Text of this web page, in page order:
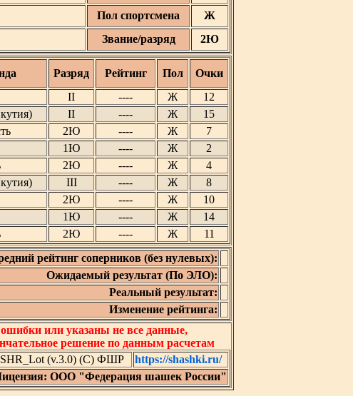
Пол спортсмена
Ж
Звание/разряд 2Ю
Разряд Рейтинг Пол
Очки
II ---- Ж
12
II ---- Ж
15
2Ю ---- Ж
7
1Ю ---- Ж
2
2Ю ---- Ж
4
III ---- Ж
8
2Ю ---- Ж
10
1Ю ---- Ж
14
2Ю ---- Ж
11
рейтинг соперников (без нулевых):
Ожидаемый результат (По ЭЛО):
Реальный результат:
Изменение рейтинга:
или указаны не все данные,
решение по данным расчетам
(v.3.0) (C) ФШР
https://shashki.ru/
ООО "Федерация шашек России"